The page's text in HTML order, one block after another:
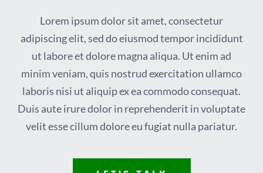
Lorem ipsum dolor sit amet, consectetur
adipiscing elit, sed do eiusmod tempor incididunt
ut labore et dolore magna aliqua. Ut enim ad
minim veniam, quis nostrud exercitation ullamco
laboris nisi ut aliquip ex ea commodo consequat.
Duis aute irure dolor in reprehenderit in voluptate
velit esse cillum dolore eu fugiat nulla pariatur.